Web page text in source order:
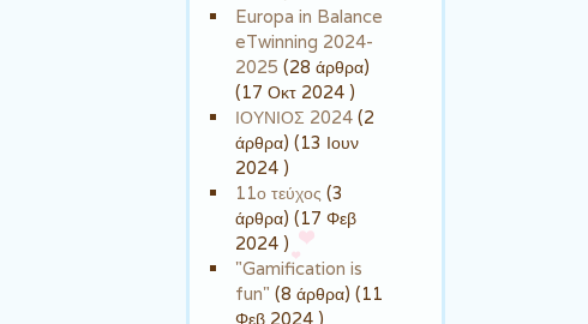
Europa in Balance
eTwinning 2024-
2025 (28 άρθρα)
(17 Οκτ 2024 )
ΙΟΥΝΙΟΣ 2024 (2
άρθρα) (13 Ιουν
2024 )
11ο τεύχος (3
άρθρα) (17 Φεβ
2024 )
"Gamification is
fun" (8 άρθρα) (11
Φεβ 2024 )